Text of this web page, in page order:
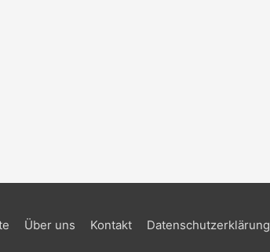
Über uns Kontakt Datenschutzerklärung